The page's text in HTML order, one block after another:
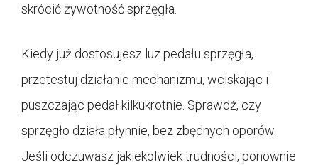
skrócić żywotność sprzęgła.
Kiedy już dostosujesz luz pedału sprzęgła,
przetestuj działanie mechanizmu, wciskając i
puszczając pedał kilkukrotnie. Sprawdź, czy
sprzęgło działa płynnie, bez zbędnych oporów.
Jeśli odczuwasz jakiekolwiek trudności, ponownie